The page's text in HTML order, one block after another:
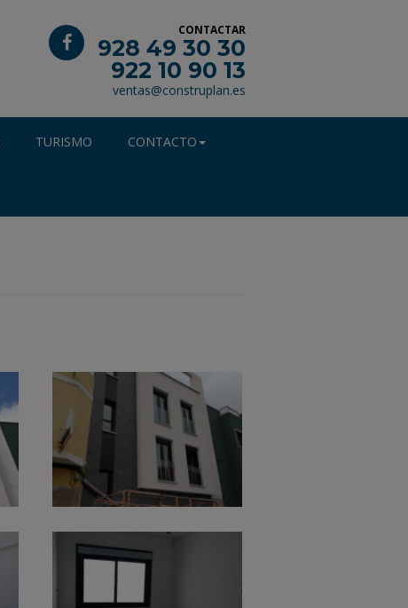
CONTACTAR
928 49 30 30
922 10 90 13
ventas@construplan.es
TURISMO CONTACTO